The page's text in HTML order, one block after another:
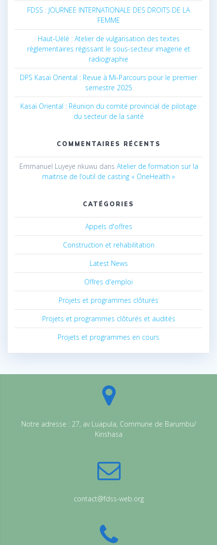
FDSS : JOURNEE INTERNATIONALE DES DROITS DE LA
FEMME
Haut-Uélé : Atelier de vulgarisation des textes
règlementaires régissant le sous-secteur imagerie et
radiographie
DPS Kasaï Oriental : Revue à Mi-Parcours pour le premier
semestre 2025
Kasaï Oriental : Réunion du comité provincial de pilotage
du secteur de la santé
COMMENTAIRES RÉCENTS
Emmanuel Luyeye nkuwu dans Atelier de formation sur la
maitrise de l’outil de casting « OneHealth »
CATÉGORIES
Appels d'offres
Construction et rehabilitation
Latest News
Offres d'emploi
Projets et programmes clôturés
Projets et programmes clôturés et audités
Projets et programmes en cours
Notre adresse : 27, av Luapula, Commune de Barumbu/
Kinshasa
contact@fdss-web.org